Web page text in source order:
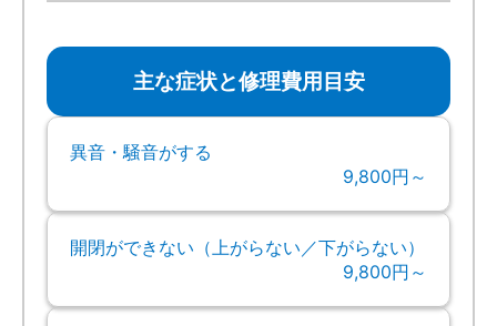
主な症状と修理費用目安
異音・騒音がする
9,800円～
開閉ができない（上がらない／下がらない）
9,800円～